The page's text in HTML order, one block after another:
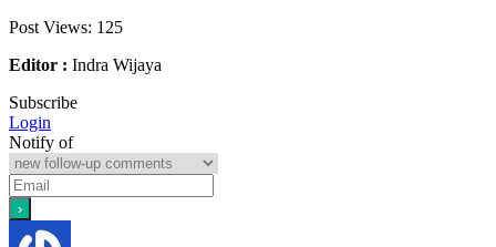
Post Views: 125
Editor : Indra Wijaya
Subscribe
Login
Notify of